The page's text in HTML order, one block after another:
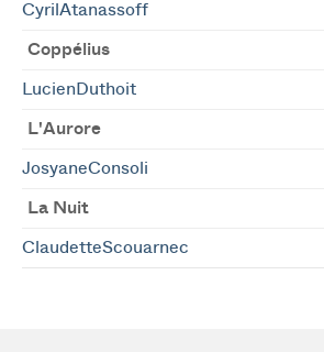
CyrilAtanassoff
Coppélius
LucienDuthoit
L'Aurore
JosyaneConsoli
La Nuit
ClaudetteScouarnec